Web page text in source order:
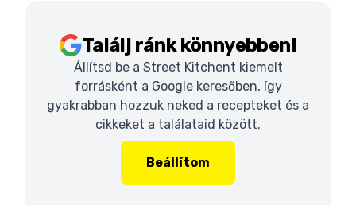
Találj ránk könnyebben!
Állítsd be a Street Kitchent kiemelt
forrásként a Google keresőben, így
gyakrabban hozzuk neked a recepteket és a
cikkeket a találataid között.
Beállítom